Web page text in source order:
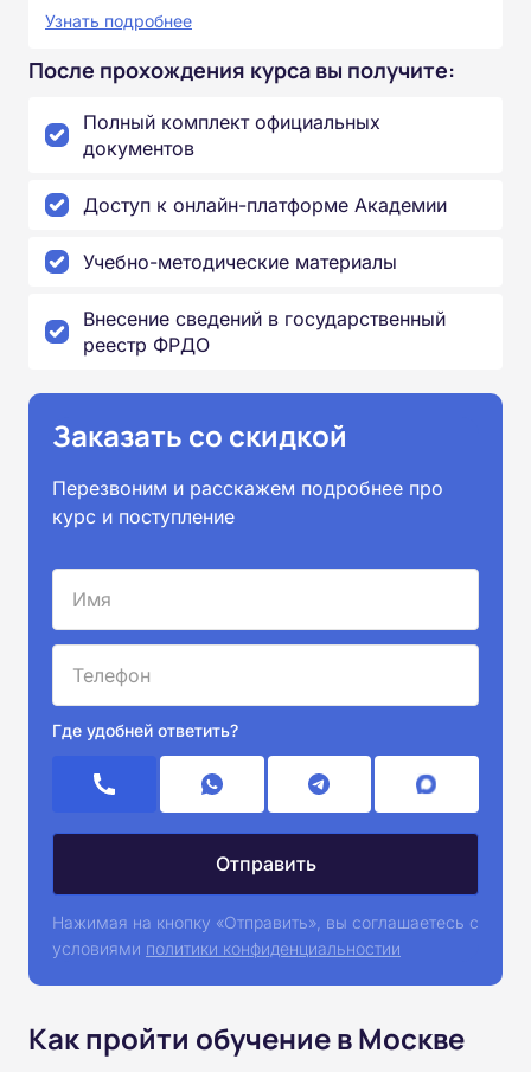
Узнать подробнее
После прохождения курса вы получите:
Полный комплект официальных
документов
Доступ к онлайн-платформе Академии
Учебно-методические материалы
Внесение сведений в государственный
реестр ФРДО
Заказать со скидкой
Перезвоним и расскажем подробнее про
курс и поступление
Где удобней ответить?
Нажимая на кнопку «Отправить», вы соглашаетесь с
условиями политики конфиденциальностии
Как пройти обучение в Москве